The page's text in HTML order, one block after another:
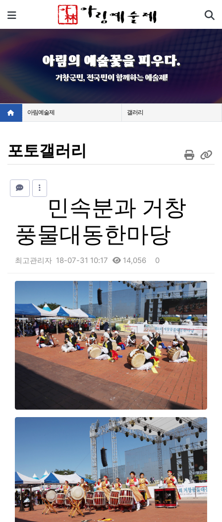
메뉴
아림의 예술꽃을 피우다.
거창군민, 전국민이 함께하는 예술제!
아림예술제 갤러리
포토갤러리
민속분과 거창
풍물대동한마당
최고관리자 18-07-31 10:17 14,056 0